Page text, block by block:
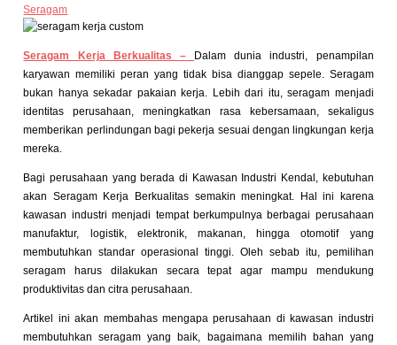
Seragam
Seragam Kerja Berkualitas –
Dalam dunia industri, penampilan
karyawan memiliki peran yang tidak bisa dianggap sepele. Seragam
bukan hanya sekadar pakaian kerja. Lebih dari itu, seragam menjadi
identitas perusahaan, meningkatkan rasa kebersamaan, sekaligus
memberikan perlindungan bagi pekerja sesuai dengan lingkungan kerja
mereka.
Bagi perusahaan yang berada di Kawasan Industri Kendal, kebutuhan
akan Seragam Kerja Berkualitas semakin meningkat. Hal ini karena
kawasan industri menjadi tempat berkumpulnya berbagai perusahaan
manufaktur, logistik, elektronik, makanan, hingga otomotif yang
membutuhkan standar operasional tinggi. Oleh sebab itu, pemilihan
seragam harus dilakukan secara tepat agar mampu mendukung
produktivitas dan citra perusahaan.
Artikel ini akan membahas mengapa perusahaan di kawasan industri
membutuhkan seragam yang baik, bagaimana memilih bahan yang